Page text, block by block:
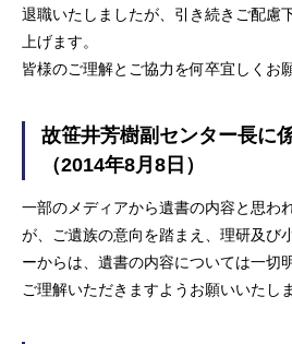
退職いたしましたが、引き続きご配慮
上げます。
皆様のご理解とご協力を何卒宜しくお
故笹井芳樹副センター長に
（2014年8月8日）
一部のメディアから遺書の内容と思わ
が、ご遺族の意向を踏まえ、理研及び
ーからは、遺書の内容については一切
ご理解いただきますようお願いいたしま